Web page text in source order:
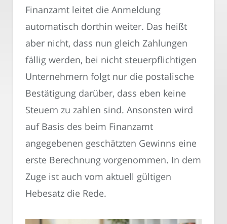
Finanzamt leitet die Anmeldung
automatisch dorthin weiter. Das heißt
aber nicht, dass nun gleich Zahlungen
fällig werden, bei nicht steuerpflichtigen
Unternehmern folgt nur die postalische
Bestätigung darüber, dass eben keine
Steuern zu zahlen sind. Ansonsten wird
auf Basis des beim Finanzamt
angegebenen geschätzten Gewinns eine
erste Berechnung vorgenommen. In dem
Zuge ist auch vom aktuell gültigen
Hebesatz die Rede.